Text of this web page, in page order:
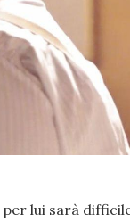
per lui sarà